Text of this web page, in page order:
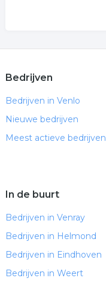
Bedrijven
Bedrijven in Venlo
Nieuwe bedrijven
Meest actieve bedrijven
In de buurt
Bedrijven in Venray
Bedrijven in Helmond
Bedrijven in Eindhoven
Bedrijven in Weert